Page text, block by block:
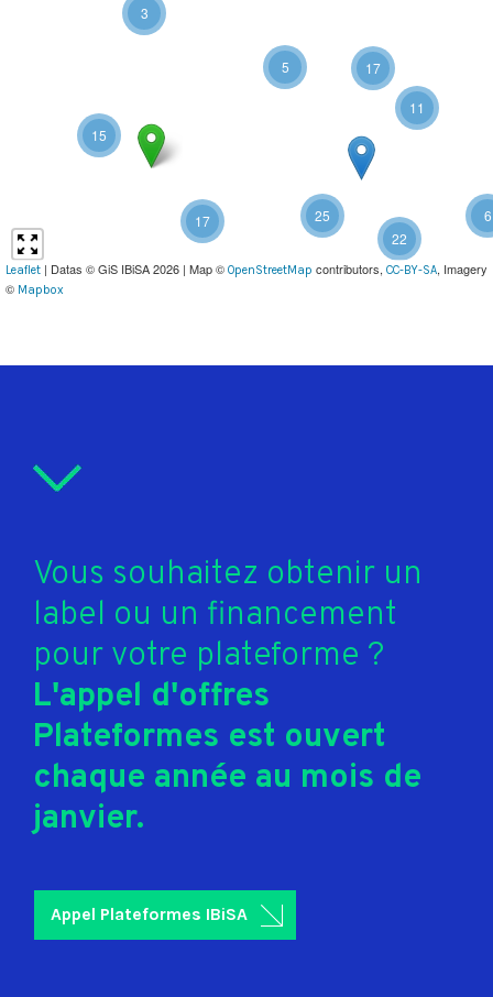
5
3
11
17
25
22
6
15
17
Leaflet | Datas © GiS IBiSA 2026 | Map © OpenStreetMap contributors, CC-BY-SA, Imagery
© Mapbox
Vous souhaitez obtenir un
label ou un financement
pour votre plateforme ?
L'appel d'offres
Plateformes est ouvert
chaque année au mois de
janvier.
Appel Plateformes IBiSA